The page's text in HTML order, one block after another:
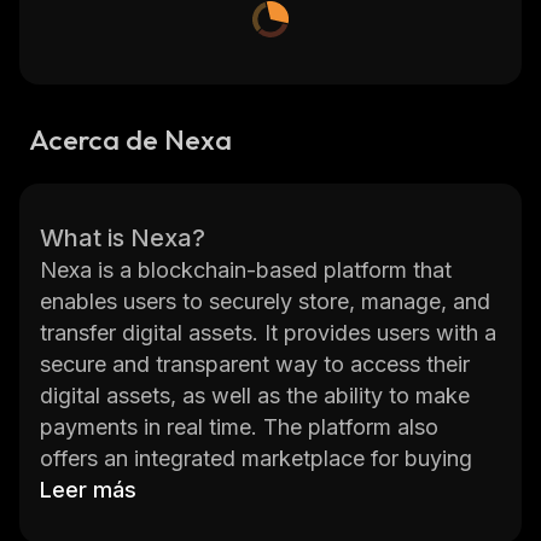
Acerca de Nexa
What is Nexa?
Nexa is a blockchain-based platform that
enables users to securely store, manage, and
transfer digital assets. It provides users with a
secure and transparent way to access their
digital assets, as well as the ability to make
payments in real time. The platform also
offers an integrated marketplace for buying
and selling digital assets. Nexa is powered by
Leer más